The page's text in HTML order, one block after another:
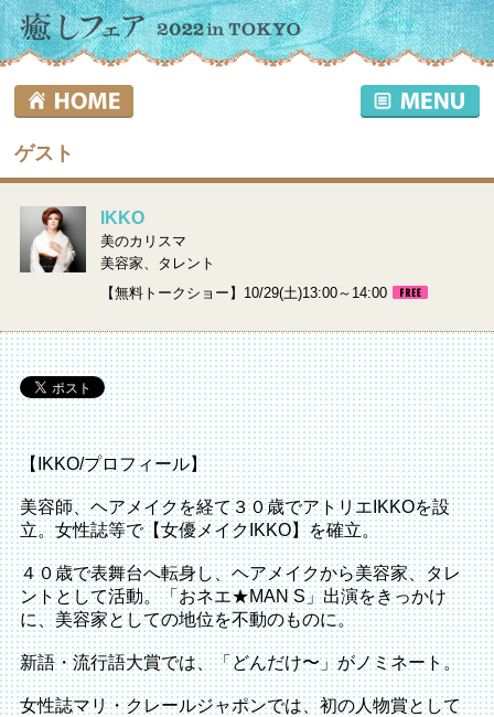
ゲスト
IKKO
美のカリスマ
美容家、タレント
【無料トークショー】10/29(土)13:00～14:00
【IKKO/プロフィール】
美容師、ヘアメイクを経て３０歳でアトリエIKKOを設
立。女性誌等で【女優メイクIKKO】を確立。
４０歳で表舞台へ転身し、ヘアメイクから美容家、タレ
ントとして活動。「おネエ★MAN S」出演をきっかけ
に、美容家としての地位を不動のものに。
新語・流行語大賞では、「どんだけ〜」がノミネート。
女性誌マリ・クレールジャポンでは、初の人物賞として